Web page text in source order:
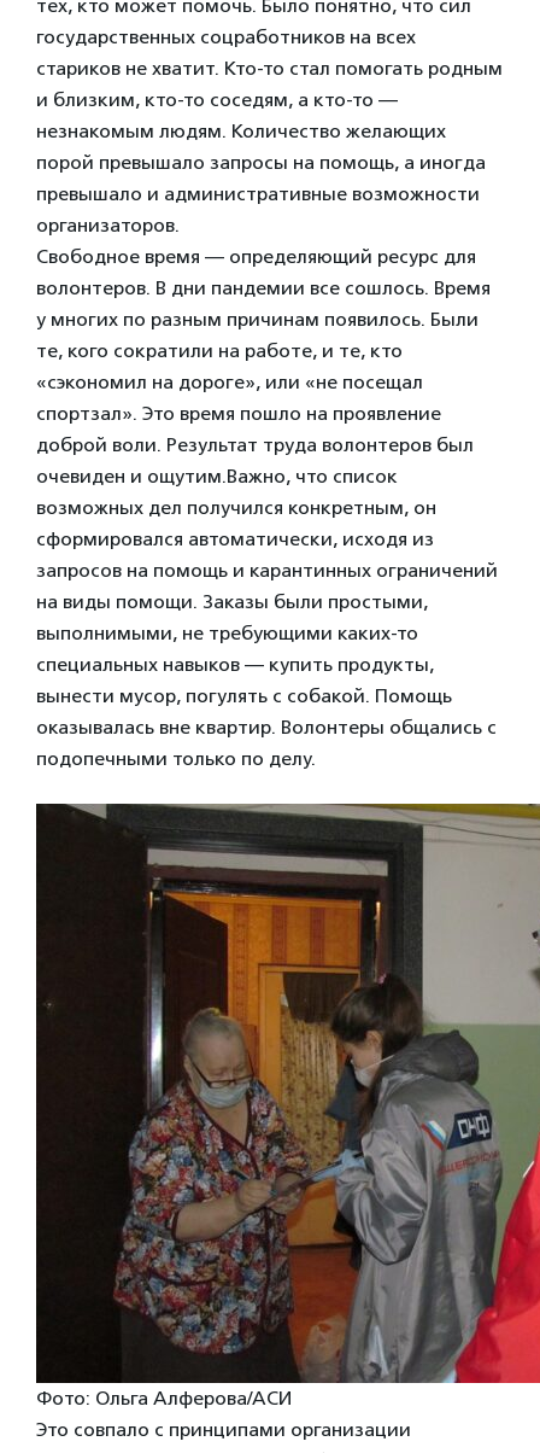
тех, кто может помочь. Было понятно, что сил
государственных соцработников на всех
стариков не хватит. Кто-то стал помогать родным
и близким, кто-то соседям, а кто-то —
незнакомым людям. Количество желающих
порой превышало запросы на помощь, а иногда
превышало и административные возможности
организаторов.
Свободное время — определяющий ресурс для
волонтеров. В дни пандемии все сошлось. Время
у многих по разным причинам появилось. Были
те, кого сократили на работе, и те, кто
«сэкономил на дороге», или «не посещал
спортзал». Это время пошло на проявление
доброй воли. Результат труда волонтеров был
очевиден и ощутим.Важно, что список
возможных дел получился конкретным, он
сформировался автоматически, исходя из
запросов на помощь и карантинных ограничений
на виды помощи. Заказы были простыми,
выполнимыми, не требующими каких-то
специальных навыков — купить продукты,
вынести мусор, погулять с собакой. Помощь
оказывалась вне квартир. Волонтеры общались с
подопечными только по делу.
Фото: Ольга Алферова/АСИ
Это совпало с принципами организации